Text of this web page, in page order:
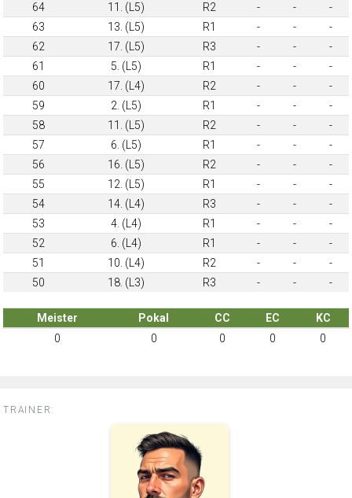
64
11. (L5) R2 - -
-
63
13. (L5) R1 - -
-
62
17. (L5) R3 - -
-
61
5. (L5) R1 - -
-
60
17. (L4) R2 - -
-
59
2. (L5) R1 - -
-
58
11. (L5) R2 - -
-
57
6. (L5) R1 - -
-
56
16. (L5) R2 - -
-
55
12. (L5) R1 - -
-
54
14. (L4) R3 - -
-
53
4. (L4) R1 - -
-
52
6. (L4) R1 - -
-
51
10. (L4) R2 - -
-
50
18. (L3) R3 - - -
Meister Pokal CC EC
KC
0
0 0 0 0
TRAINER: